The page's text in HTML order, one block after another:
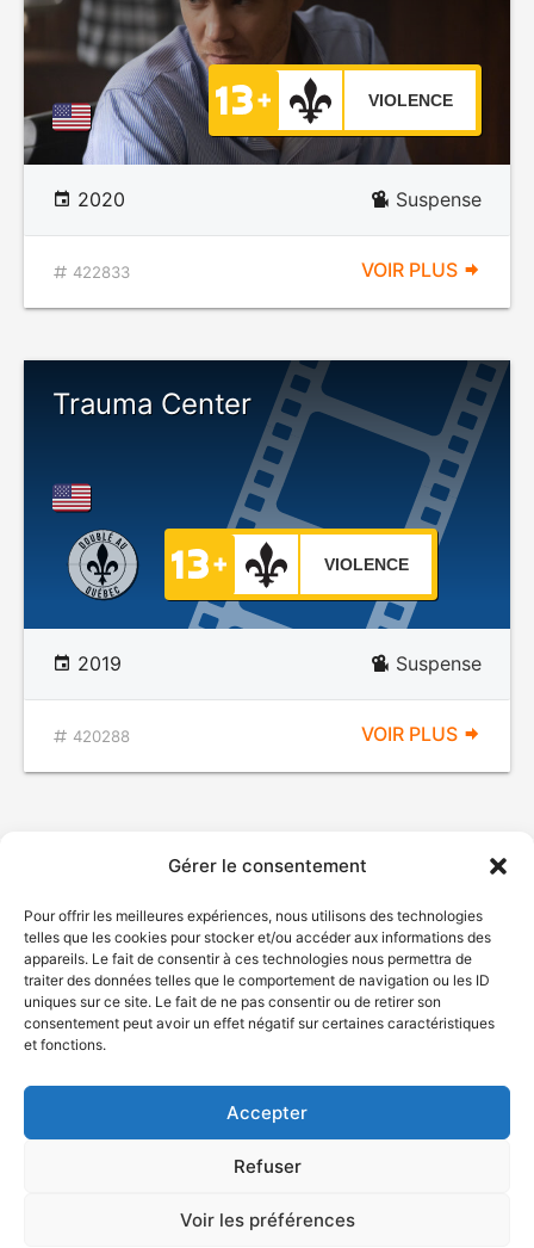
Gérer le consentement
Pour offrir les meilleures expériences, nous utilisons des technologies
telles que les cookies pour stocker et/ou accéder aux informations des
appareils. Le fait de consentir à ces technologies nous permettra de
traiter des données telles que le comportement de navigation ou les ID
uniques sur ce site. Le fait de ne pas consentir ou de retirer son
consentement peut avoir un effet négatif sur certaines caractéristiques
et fonctions.
Accepter
Refuser
Voir les préférences
VIOLENCE
2020 Suspense
422833 VOIR PLUS
Trauma Center
VIOLENCE
2019 Suspense
420288 VOIR PLUS
© Gouvernement du Québec, 2026
Plan du site
Accessibilité
Accès à l'information
Déclaration de services